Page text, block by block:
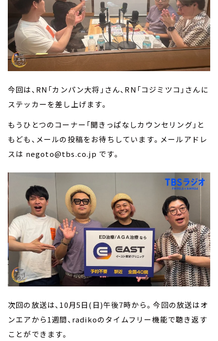
今回は、RN「カンパン大将」さん、RN「コジミツコ」さんに
ステッカーを差し上げます。
もうひとつのコーナー「聞きっぱなしカウンセリング」と
もども、メールの投稿をお待ちしています。メールアドレ
スは negoto@tbs.co.jp です。
次回の放送は、10月5日(日)午後7時から。今回の放送はオ
ンエアから1週間、radikoのタイムフリー機能で聴き返す
ことができます。